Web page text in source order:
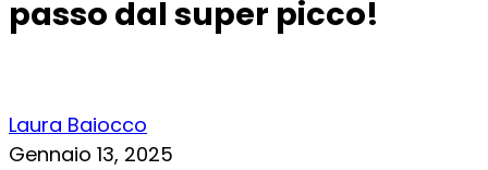
passo dal super picco!
Laura Baiocco
Gennaio 13, 2025